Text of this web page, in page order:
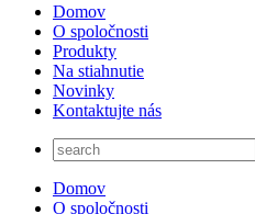
Domov
O spoločnosti
Produkty
Na stiahnutie
Novinky
Kontaktujte nás
Domov
O spoločnosti